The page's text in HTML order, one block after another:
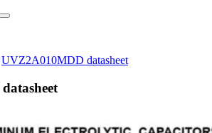
UVZ2A010MDD datasheet